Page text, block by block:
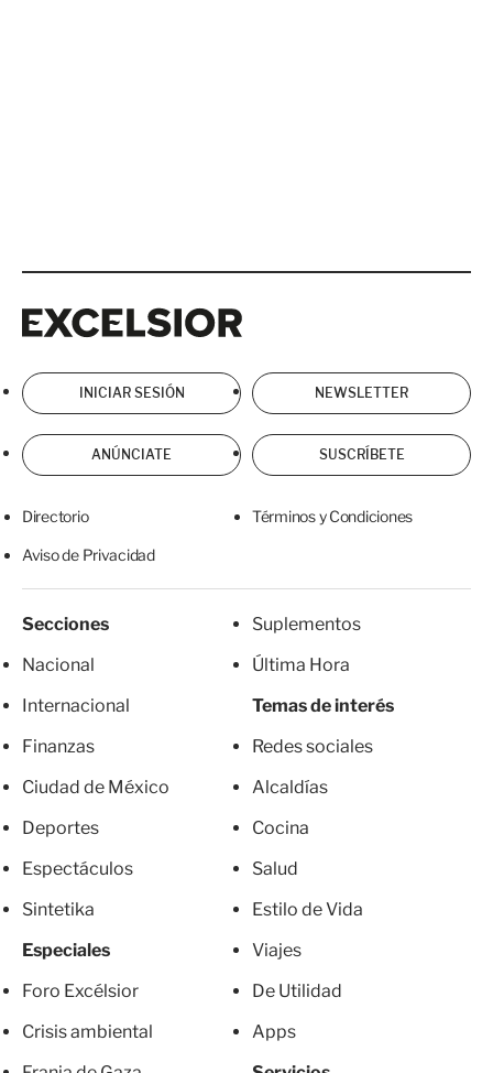
INICIAR SESIÓN NEWSLETTER
ANÚNCIATE SUSCRÍBETE
Directorio Términos y Condiciones
Aviso de Privacidad
Secciones
Nacional
Internacional
Finanzas
Ciudad de México
Deportes
Espectáculos
Sintetika
Especiales
Foro Excélsior
Crisis ambiental
Suplementos
Última Hora
Temas de interés
Redes sociales
Alcaldías
Cocina
Salud
Estilo de Vida
Viajes
De Utilidad
Apps